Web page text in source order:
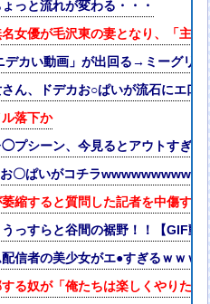
っと流れが変わる・・・
女優が毛沢東の妻となり、「主席
デカい動画」が出回る→ミーグリ
さん、ドデカお○ぱいが流石にエ口
落下か
◯プシーン、今見るとアウトすぎる
お〇ぱいがコチラ
縮すると質問した記者を中傷する
っすらと谷間の裾野！！【GIF動
信者の美少女がエ●すぎるｗｗｗ
する奴が「俺たちは楽しくやりた